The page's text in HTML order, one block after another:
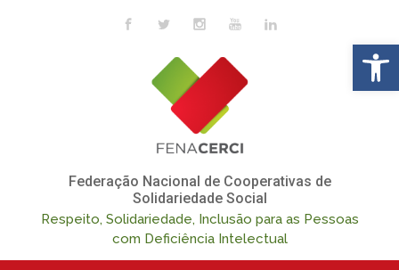
Skip to main content
Federação Nacional de Cooperativas de
Solidariedade Social
Respeito, Solidariedade, Inclusão para as Pessoas
com Deficiência Intelectual